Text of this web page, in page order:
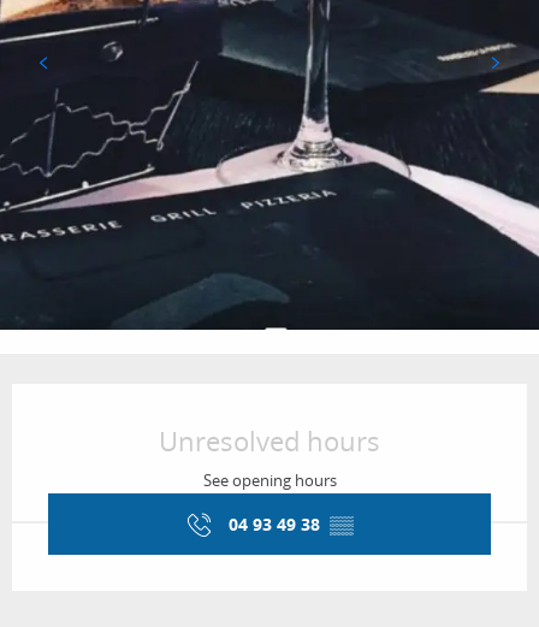
Unresolved hours
See opening hours
04 93 49 38 ▒▒